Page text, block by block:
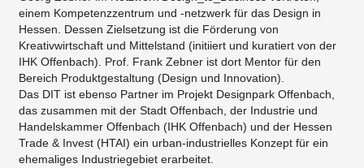
einem Kompetenzzentrum und -netzwerk für das Design in
Hessen. Dessen Zielsetzung ist die Förderung von
Kreativwirtschaft und Mittelstand (initiiert und kuratiert von der
IHK Offenbach). Prof. Frank Zebner ist dort Mentor für den
Bereich Produktgestaltung (Design und Innovation).
Das DIT ist ebenso Partner im Projekt Designpark Offenbach,
das zusammen mit der Stadt Offenbach, der Industrie und
Handelskammer Offenbach (IHK Offenbach) und der Hessen
Trade & Invest (HTAI) ein urban-industrielles Konzept für ein
ehemaliges Industriegebiet erarbeitet.